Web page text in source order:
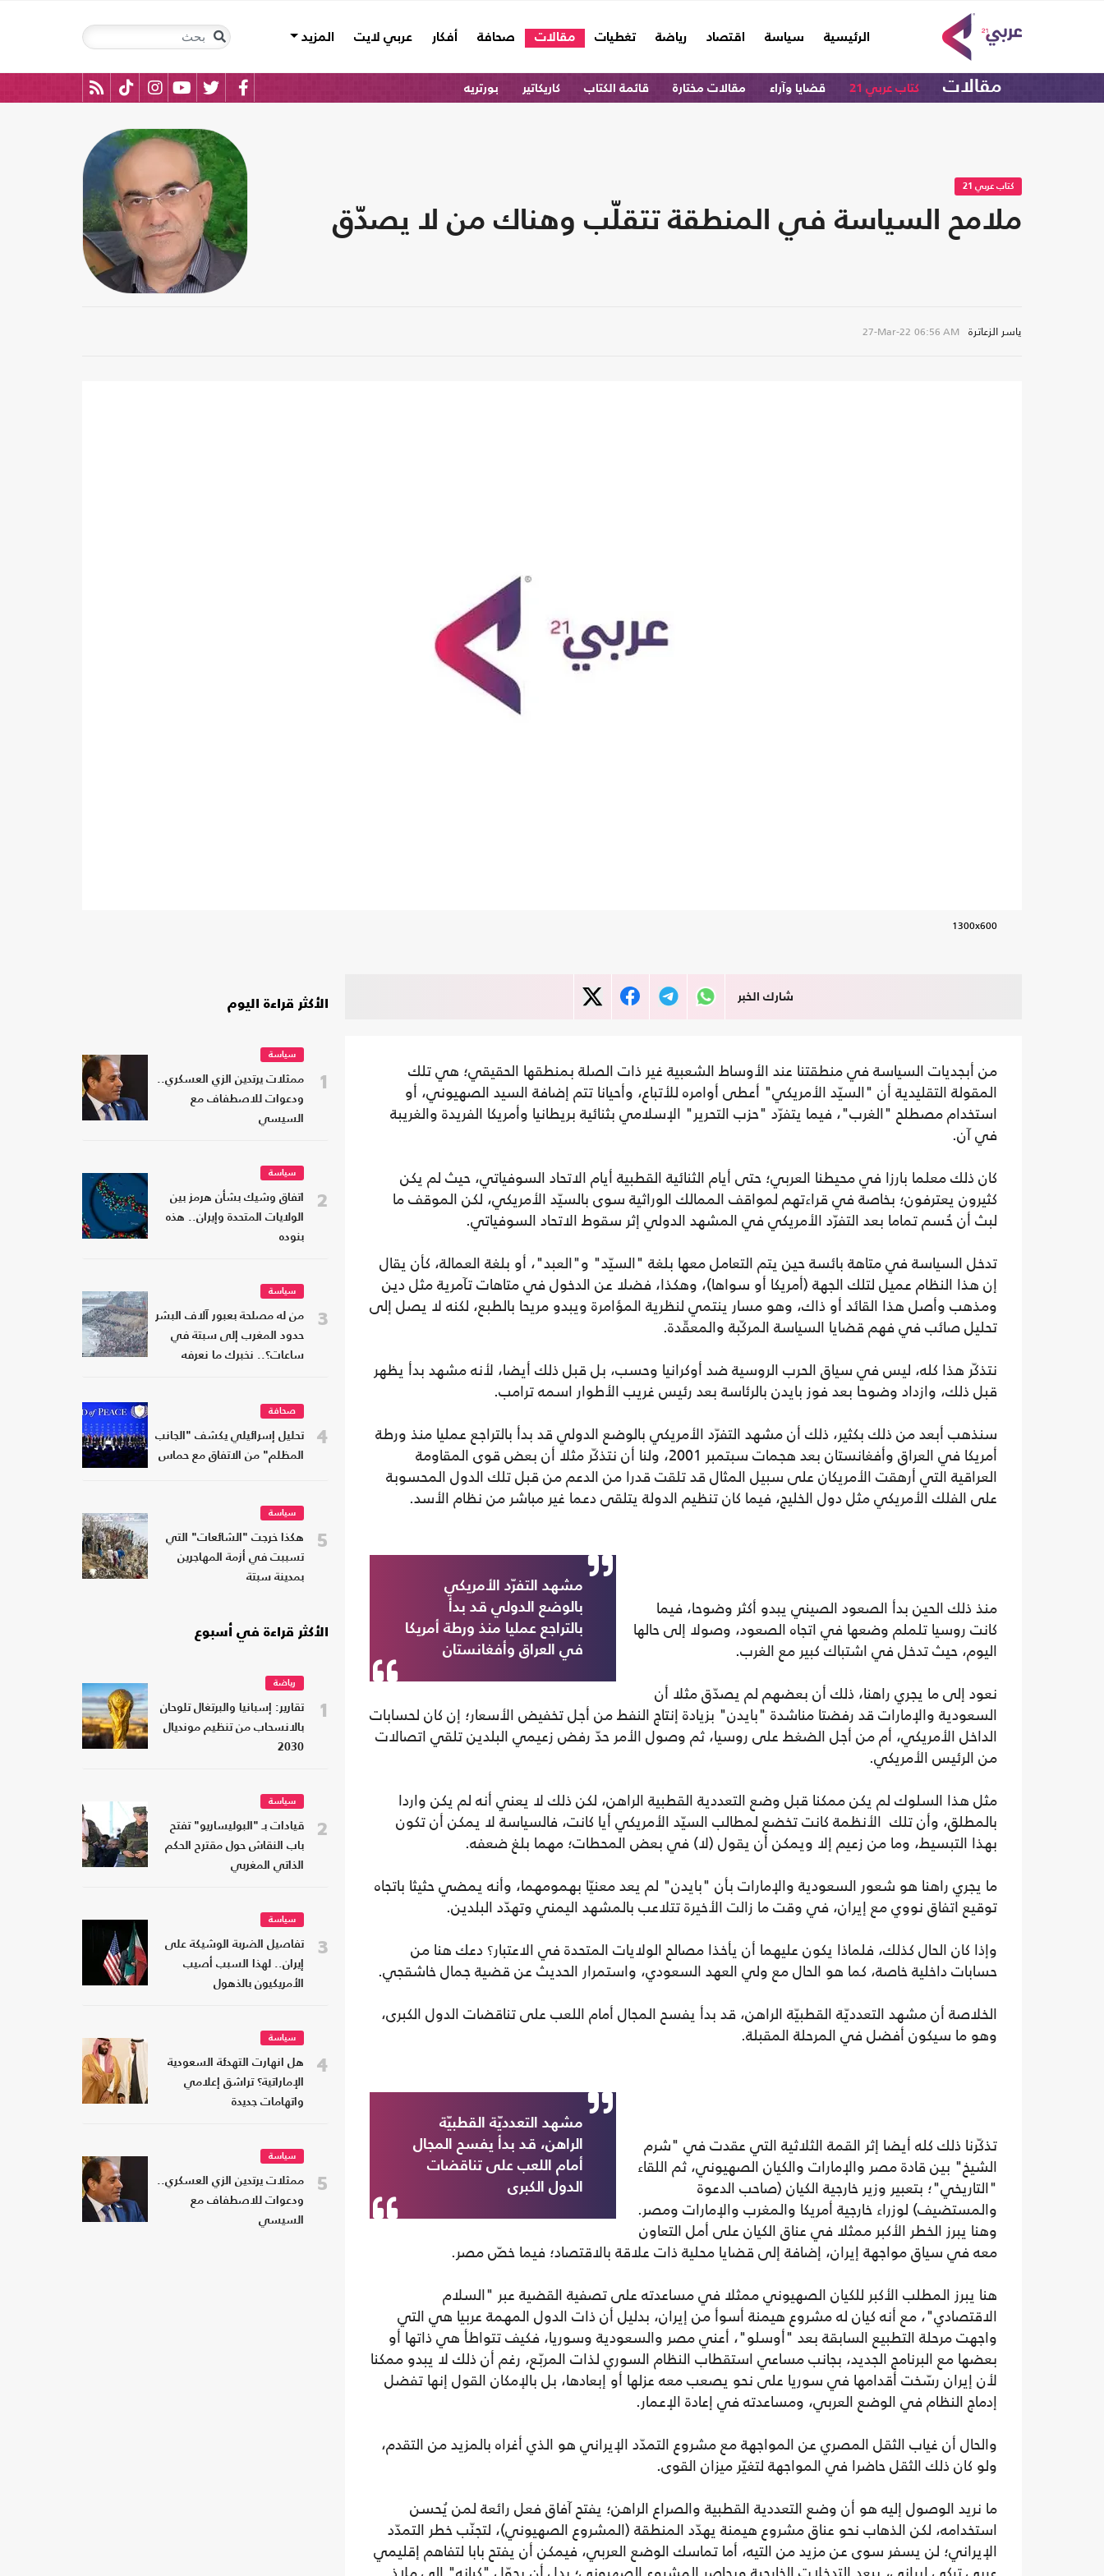
الرئيسية
(current) سياسة اقتصاد رياضة تغطيات مقالات صحافة أفكار عربي لايت المزيد
مقالات كتاب عربي 21 قضايا وآراء مقالات مختارة قائمة الكتاب كاريكاتير بورتريه
كتاب عربي 21
ملامح السياسة في المنطقة تتقلّب وهناك من لا يصدّق
ياسر الزعاترة 27-Mar-22 06:56 AM
1300x600
شارك الخبر
من أبجديات السياسة في منطقتنا عند الأوساط الشعبية غير ذات الصلة بمنطقها الحقيقي؛ هي تلك
المقولة التقليدية أن "السيّد الأمريكي" أعطى أوامره للأتباع، وأحيانا تتم إضافة السيد الصهيوني، أو
استخدام مصطلح "الغرب"، فيما يتفرّد "حزب التحرير" الإسلامي بثنائية بريطانيا وأمريكا الفريدة والغريبة
في آن.
كان ذلك معلما بارزا في محيطنا العربي؛ حتى أيام الثنائية القطبية أيام الاتحاد السوفياتي، حيث لم يكن
كثيرون يعترفون؛ بخاصة في قراءتهم لمواقف الممالك الوراثية سوى بالسيّد الأمريكي، لكن الموقف ما
لبث أن حُسم تماما بعد التفرّد الأمريكي في المشهد الدولي إثر سقوط الاتحاد السوفياتي.
تدخل السياسة في متاهة بائسة حين يتم التعامل معها بلغة "السيّد" و"العبد"، أو بلغة العمالة، كأن يقال
إن هذا النظام عميل لتلك الجهة (أمريكا أو سواها)، وهكذا، فضلا عن الدخول في متاهات تآمرية مثل دين
ومذهب وأصل هذا القائد أو ذاك، وهو مسار ينتمي لنظرية المؤامرة ويبدو مريحا بالطبع، لكنه لا يصل إلى
تحليل صائب في فهم قضايا السياسة المركّبة والمعقّدة.
نتذكّر هذا كله، ليس في سياق الحرب الروسية ضد أوكرانيا وحسب، بل قبل ذلك أيضا، لأنه مشهد بدأ يظهر
قبل ذلك، وازداد وضوحا بعد فوز بايدن بالرئاسة بعد رئيس غريب الأطوار اسمه ترامب.
سنذهب أبعد من ذلك بكثير، ذلك أن مشهد التفرّد الأمريكي بالوضع الدولي قد بدأ بالتراجع عمليا منذ ورطة
أمريكا في العراق وأفغانستان بعد هجمات سبتمبر 2001، ولنا أن نتذكّر مثلا أن بعض قوى المقاومة
العراقية التي أرهقت الأمريكان على سبيل المثال قد تلقت قدرا من الدعم من قبل تلك الدول المحسوبة
على الفلك الأمريكي مثل دول الخليج، فيما كان تنظيم الدولة يتلقى دعما غير مباشر من نظام الأسد.
مشهد التفرّد الأمريكي
بالوضع الدولي قد بدأ
بالتراجع عمليا منذ ورطة أمريكا
في العراق وأفغانستان
منذ ذلك الحين بدأ الصعود الصيني يبدو أكثر وضوحا، فيما
كانت روسيا تلملم وضعها في اتجاه الصعود، وصولا إلى حالها
اليوم، حيث تدخل في اشتباك كبير مع الغرب.
نعود إلى ما يجري راهنا، ذلك أن بعضهم لم يصدّق مثلا أن
السعودية والإمارات قد رفضتا مناشدة "بايدن" بزيادة إنتاج النفط من أجل تخفيض الأسعار؛ إن كان لحسابات
الداخل الأمريكي، أم من أجل الضغط على روسيا، ثم وصول الأمر حدّ رفض زعيمي البلدين تلقي اتصالات
من الرئيس الأمريكي.
مثل هذا السلوك لم يكن ممكنا قبل وضع التعددية القطبية الراهن، لكن ذلك لا يعني أنه لم يكن واردا
بالمطلق، وأن تلك الأنظمة كانت تخضع لمطالب السيّد الأمريكي أيا كانت، فالسياسة لا يمكن أن تكون
بهذا التبسيط، وما من زعيم إلا ويمكن أن يقول (لا) في بعض المحطات؛ مهما بلغ ضعفه.
ما يجري راهنا هو شعور السعودية والإمارات بأن "بايدن" لم يعد معنيّا بهمومهما، وأنه يمضي حثيثا باتجاه
توقيع اتفاق نووي مع إيران، في وقت ما زالت الأخيرة تتلاعب بالمشهد اليمني وتهدّد البلدين.
وإذا كان الحال كذلك، فلماذا يكون عليهما أن يأخذا مصالح الولايات المتحدة في الاعتبار؟ دعك هنا من
حسابات داخلية خاصة، كما هو الحال مع ولي العهد السعودي، واستمرار الحديث عن قضية جمال خاشقجي.
الخلاصة أن مشهد التعدديّة القطبيّة الراهن، قد بدأ يفسح المجال أمام اللعب على تناقضات الدول الكبرى،
وهو ما سيكون أفضل في المرحلة المقبلة.
مشهد التعدديّة القطبيّة
الراهن، قد بدأ يفسح المجال
أمام اللعب على تناقضات
الدول الكبرى
تذكّرنا ذلك كله أيضا إثر القمة الثلاثية التي عقدت في "شرم
الشيخ" بين قادة مصر والإمارات والكيان الصهيوني، ثم اللقاء
"التاريخي"؛ بتعبير وزير خارجية الكيان (صاحب الدعوة
والمستضيف) لوزراء خارجية أمريكا والمغرب والإمارات ومصر.
وهنا يبرز الخطر الأكبر ممثلا في عناق الكيان على أمل التعاون
معه في سياق مواجهة إيران، إضافة إلى قضايا محلية ذات علاقة بالاقتصاد؛ فيما خصّ مصر.
هنا يبرز المطلب الأكبر للكيان الصهيوني ممثلا في مساعدته على تصفية القضية عبر "السلام
الاقتصادي"، مع أنه كيان له مشروع هيمنة أسوأ من إيران، بدليل أن ذات الدول المهمة عربيا هي التي
واجهت مرحلة التطبيع السابقة بعد "أوسلو"، أعني مصر والسعودية وسوريا، فكيف تتواطأ هي ذاتها أو
بعضها مع البرنامج الجديد، بجانب مساعي استقطاب النظام السوري لذات المربّع، رغم أن ذلك لا يبدو ممكنا
لأن إيران رسّخت أقدامها في سوريا على نحو يصعب معه عزلها أو إبعادها، بل بالإمكان القول إنها تفضل
إدماج النظام في الوضع العربي، ومساعدته في إعادة الإعمار.
والحال أن غياب الثقل المصري عن المواجهة مع مشروع التمدّد الإيراني هو الذي أغراه بالمزيد من التقدم،
ولو كان ذلك الثقل حاضرا في المواجهة لتغيّر ميزان القوى.
ما نريد الوصول إليه هو أن وضع التعددية القطبية والصراع الراهن؛ يفتح آفاق فعل رائعة لمن يُحسن
استخدامه، لكن الذهاب نحو عناق مشروع هيمنة يهدّد المنطقة (المشروع الصهيوني)، لتجنّب خطر التمدّد
الإيراني؛ لن يسفر سوى عن مزيد من التيه، أما تماسك الوضع العربي، فيمكن أن يفتح بابا لتفاهم إقليمي
الأكثر قراءة اليوم
1
سياسة
ممثلات يرتدين الزي العسكري..
ودعوات للاصطفاف مع
السيسي
2
سياسة
اتفاق وشيك بشأن هرمز بين
الولايات المتحدة وإيران.. هذه
بنوده
3
سياسة
من له مصلحة بعبور آلاف البشر
حدود المغرب إلى سبتة في
ساعات؟.. نخبرك ما نعرفه
4
صحافة
تحليل إسرائيلي يكشف "الجانب
المظلم" من الاتفاق مع حماس
5
سياسة
هكذا خرجت "الشائعات" التي
تسببت في أزمة المهاجرين
بمدينة سبتة
الأكثر قراءة في أسبوع
1
رياضة
تقارير: إسبانيا والبرتغال تلوحان
بالانسحاب من تنظيم مونديال
2030
2
سياسة
قيادات بـ "البوليساريو" تفتح
باب النقاش حول مقترح الحكم
الذاتي المغربي
3
سياسة
تفاصيل الضربة الوشيكة على
إيران.. لهذا السبب أصيب
الأمريكيون بالذهول
4
سياسة
هل انهارت التهدئة السعودية
الإماراتية؟ تراشق إعلامي
واتهامات جديدة
5
سياسة
ممثلات يرتدين الزي العسكري..
ودعوات للاصطفاف مع
السيسي